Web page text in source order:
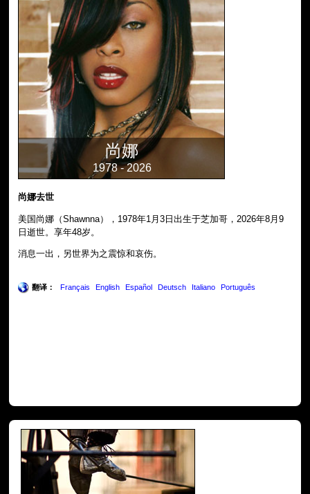
尚娜
1978 - 2026
尚娜去世
美国尚娜（Shawnna），1978年1月3日出生于芝加哥，2026年8月9
日逝世。享年48岁。
消息一出，另世界为之震惊和哀伤。
翻译： Français English Español Deutsch Italiano Português